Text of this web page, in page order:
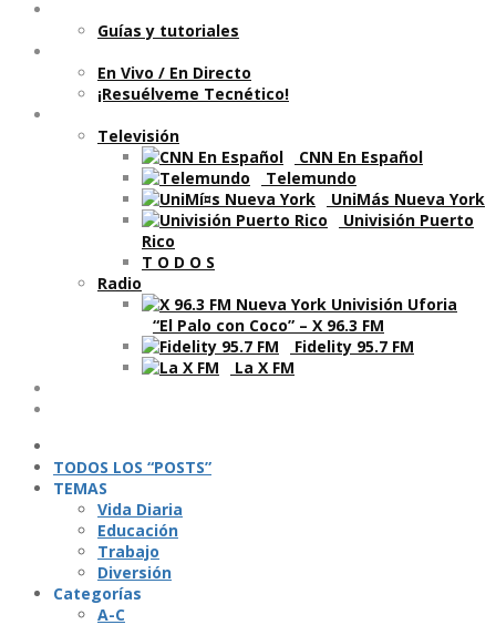
Guí­as y tutoriales
En Vivo / En Directo
¡Resuélveme Tecnético!
Televisión
CNN En Español
Telemundo
UniMás Nueva York
Univisión Puerto
Rico
T O D O S
Radio
“El Palo con Coco” – X 96.3 FM
Fidelity 95.7 FM
La X FM
TODOS LOS “POSTS”
TEMAS
Vida Diaria
Educación
Trabajo
Diversión
Categorí­as
A-C